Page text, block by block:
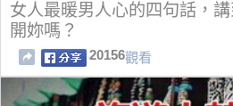
女人最暖男人心的四句話，
開妳嗎？
20156觀看